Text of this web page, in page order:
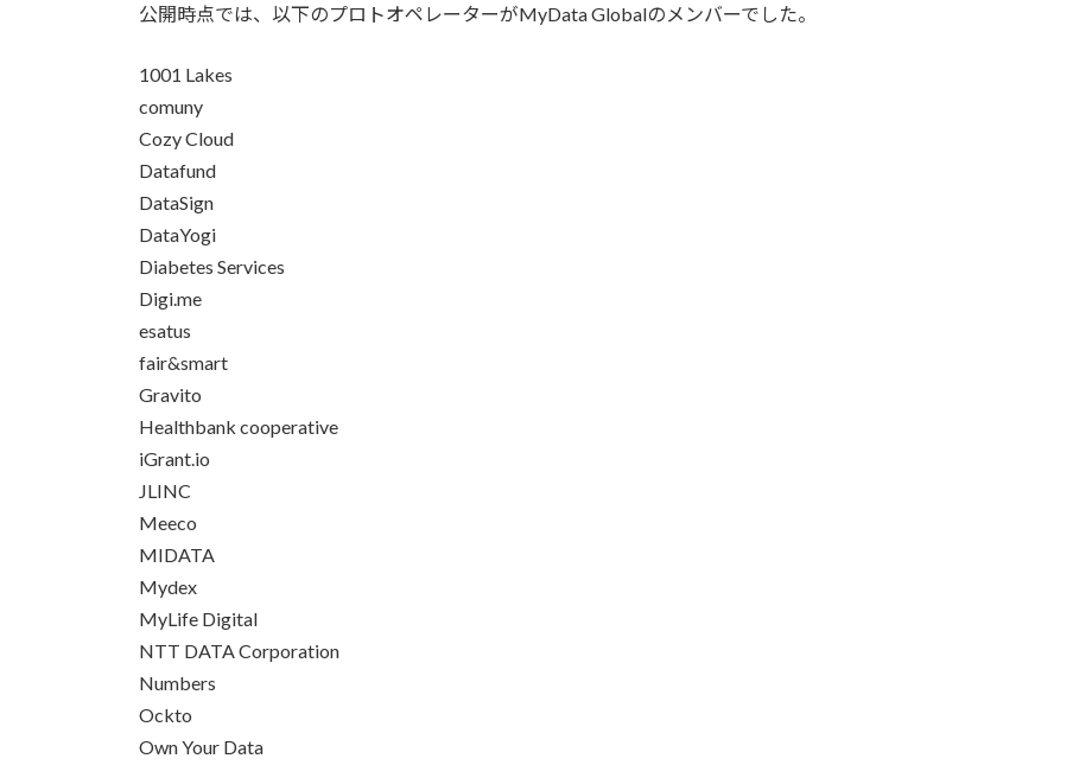
公開時点では、以下のプロトオペレーターがMyData Globalのメンバーでした。
1001 Lakes
comuny
Cozy Cloud
Datafund
DataSign
DataYogi
Diabetes Services
Digi.me
esatus
fair&smart
Gravito
Healthbank cooperative
iGrant.io
JLINC
Meeco
MIDATA
Mydex
MyLife Digital
NTT DATA Corporation
Numbers
Ockto
Own Your Data